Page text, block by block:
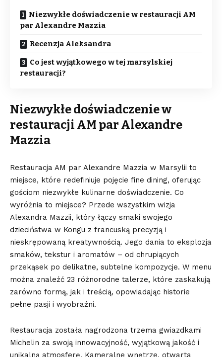
Niezwykłe doświadczenie w restauracji AM
par Alexandre Mazzia
Recenzja Aleksandra
Co jest wyjątkowego w tej marsylskiej
restauracji?
Niezwykłe doświadczenie w
restauracji AM par Alexandre
Mazzia
Restauracja AM par Alexandre Mazzia w Marsylii to
miejsce, które redefiniuje pojęcie fine dining, oferując
gościom niezwykłe kulinarne doświadczenie. Co
wyróżnia to miejsce? Przede wszystkim wizja
Alexandra Mazzii, który łączy smaki swojego
dzieciństwa w Kongu z francuską precyzją i
nieskrępowaną kreatywnością. Jego dania to eksplozja
smaków, tekstur i aromatów – od chrupiących
przekąsek po delikatne, subtelne kompozycje. W menu
można znaleźć 23 różnorodne talerze, które zaskakują
zarówno formą, jak i treścią, opowiadając historie
pełne pasji i wyobraźni.
Restauracja została nagrodzona trzema gwiazdkami
Michelin za swoją innowacyjność, wyjątkową jakość i
unikalną atmosferę. Kameralne wnętrze, otwarta